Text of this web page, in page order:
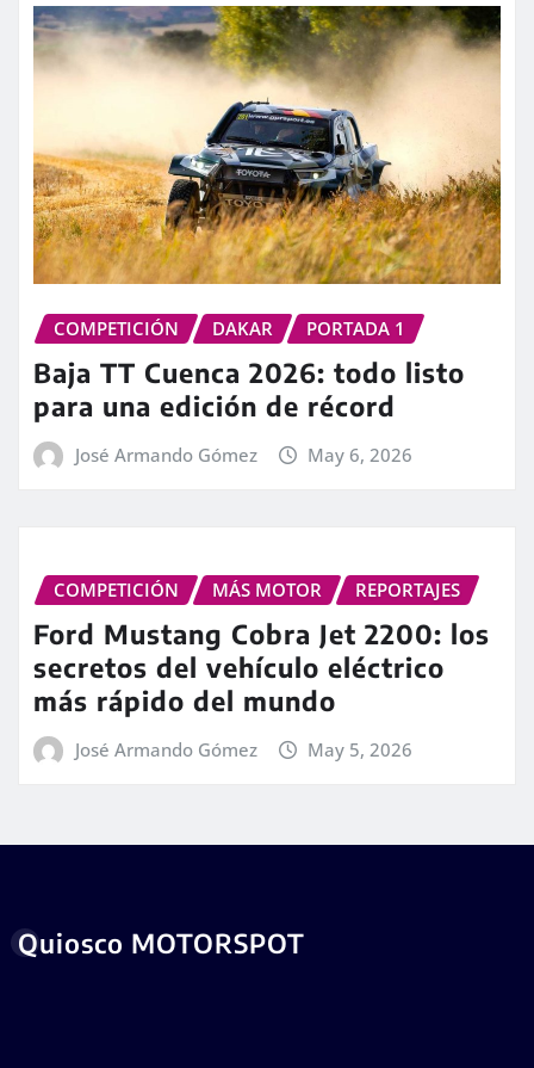
COMPETICIÓN DAKAR PORTADA 1
Baja TT Cuenca 2026: todo listo
para una edición de récord
José Armando Gómez May 6, 2026
COMPETICIÓN MÁS MOTOR REPORTAJES
Ford Mustang Cobra Jet 2200: los
secretos del vehículo eléctrico
más rápido del mundo
José Armando Gómez May 5, 2026
Quiosco MOTORSPOT